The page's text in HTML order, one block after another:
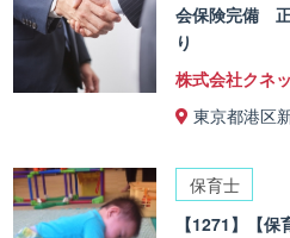
会保険完備
り
株式会社クネ
東京都港区
保育士
【1271】【保